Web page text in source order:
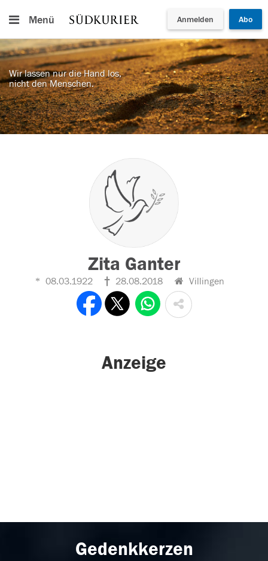
Menü Anmelden Abo
Wir lassen nur die Hand los,
nicht den Menschen.
Zita Ganter
08.03.1922 28.08.2018 Villingen
Anzeige
Gedenkkerzen